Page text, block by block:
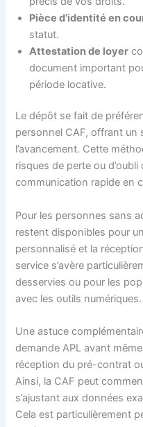
Pièce d’identité en
statut.
Attestation de loyer
document important
période locative.
Le dépôt se fait de
personnel CAF, offrant un
l’avancement. Cette
risques de perte ou
communication rapide en
Pour les personnes sans
restent disponibles pour
personnalisé et la
service s’avère
desservies ou pour les
avec les outils numériques.
Une astuce
demande APL avant
réception du pré-contrat
Ainsi, la CAF peut
s’ajustant aux données
Cela est particulièrement